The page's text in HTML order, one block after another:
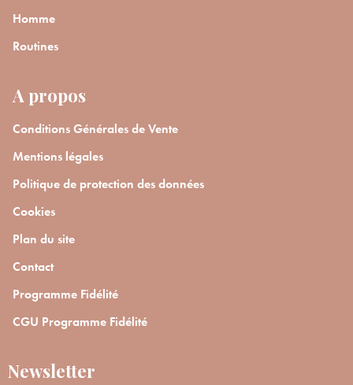
Homme
Routines
A propos
Conditions Générales de Vente
Mentions légales
Politique de protection des données
Cookies
Plan du site
Contact
Programme Fidélité
CGU Programme Fidélité
Newsletter